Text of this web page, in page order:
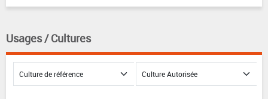
Usages / Cultures